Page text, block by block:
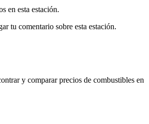
en esta estación.
tu comentario sobre esta estación.
y comparar precios de combustibles en